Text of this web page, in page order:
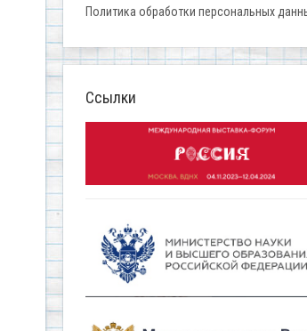
Политика обработки персональных
Ссылки